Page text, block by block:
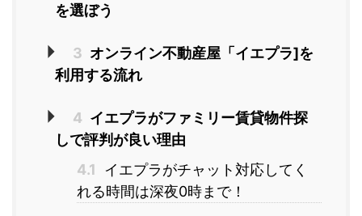
を選ぼう
3 オンライン不動産屋「イエプラ]を
利用する流れ
4 イエプラがファミリー賃貸物件探
しで評判が良い理由
4.1
イエプラがチャット対応してく
れる時間は深夜0時まで！